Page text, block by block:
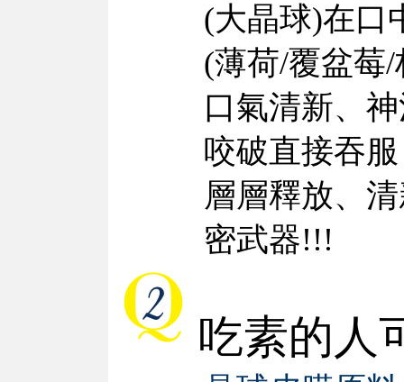
(大晶球)在口
(薄荷/覆盆莓
口氣清新、
咬破直接吞
層層釋放、
密武器!!!
吃素的人